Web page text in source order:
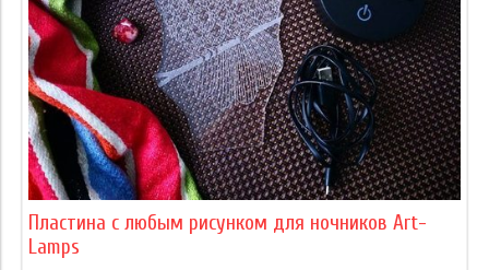
Пластина с любым рисунком для ночников Art-
Lamps